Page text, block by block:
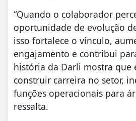
“Quando o colaborador
oportunidade de evolução
isso fortalece o vínculo,
engajamento e contribui
história da Darli mostra que
construir carreira no setor,
funções operacionais para
ressalta.